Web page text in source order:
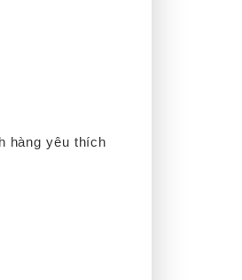
hàng yêu thích